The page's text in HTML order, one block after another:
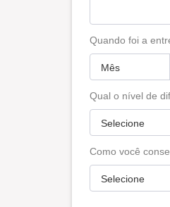
Quando foi a
Qual o nível de
Como você